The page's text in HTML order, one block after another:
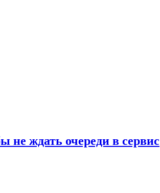
не ждать очереди в сервис